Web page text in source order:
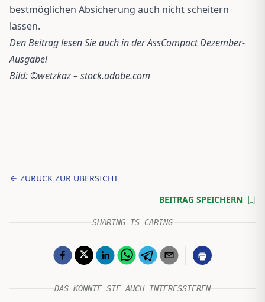
bestmöglichen Absicherung auch nicht scheitern
lassen.
Den Beitrag lesen Sie auch in der AssCompact Dezember-
Ausgabe!
Bild: ©wetzkaz – stock.adobe.com
ZURÜCK ZUR ÜBERSICHT
BEITRAG SPEICHERN
SHARING IS CARING
DAS KÖNNTE SIE AUCH INTERESSIEREN